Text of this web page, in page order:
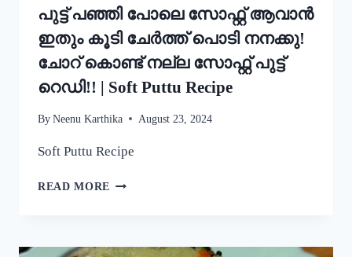
പുട്ട് പഞ്ഞി പോലെ സോഫ്റ്റ് ആവാൻ
ഇതും കൂടി ചേർത്ത് പൊടി നനക്കു!
ചോറ് കൊണ്ട് നല്ല സോഫ്റ്റ് പുട്ട്
റെഡി!! | Soft Puttu Recipe
By Neenu Karthika August 23, 2024
Soft Puttu Recipe
READ MORE പുട്ട്
ആവാൻ